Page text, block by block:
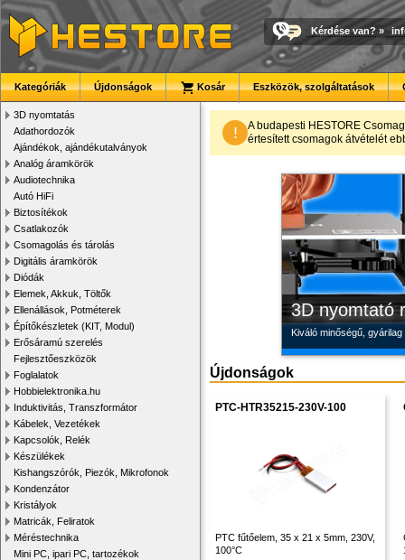
Kérdése van? »
Kategóriák Újdonságok Kosár Eszközök, szolgáltatások
3D nyomtatás
Adathordozók
Ajándékok, ajándékutalványok
Analóg áramkörök
Audiotechnika
Autó HiFi
Biztosítékok
Csatlakozók
Csomagolás és tárolás
Digitális áramkörök
Diódák
Elemek, Akkuk, Töltők
Ellenállások, Potméterek
Építőkészletek (KIT, Modul)
Erősáramú szerelés
Fejlesztőeszközök
Foglalatok
Hobbielektronika.hu
Induktivitás, Transzformátor
Kábelek, Vezetékek
Kapcsolók, Relék
Készülékek
Kishangszórók, Piezók, Mikrofonok
Kondenzátor
Kristályok
Matricák, Feliratok
Méréstechnika
Mini PC, ipari PC, tartozékok
!
A budapesti HESTORE
értesített csomagok átvételét
3D nyomtató
Kiváló minőségű,
Új PLA
Kiváló árfekvésű, sok
Modulvilág
Fejlesztés, szórakozás
Megbízható
Új, modern
Újdonságok
PTC-HTR35215-230V-100
PTC fűtőelem, 35 x 21 x 5mm, 230V,
100°C